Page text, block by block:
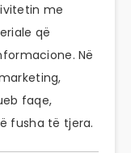
me
që
Në
faqe,
fusha të tjera.